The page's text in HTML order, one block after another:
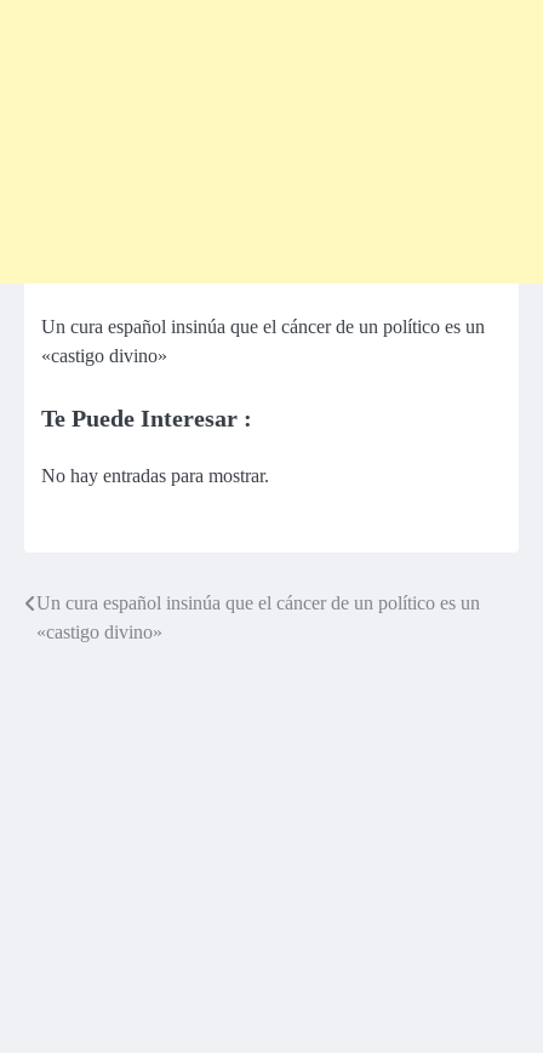
Un cura español insinúa que el cáncer de un político es un
«castigo divino»
Te Puede Interesar :
No hay entradas para mostrar.
Navegación
Un cura español insinúa que el cáncer de un político es un
«castigo divino»